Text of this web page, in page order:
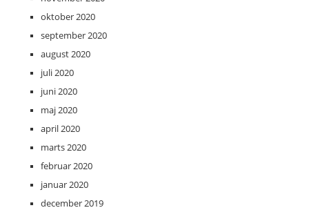
oktober 2020
september 2020
august 2020
juli 2020
juni 2020
maj 2020
april 2020
marts 2020
februar 2020
januar 2020
december 2019